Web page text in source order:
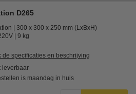
D265
300 x 300 x 250 mm (LxBxH)
9 kg
de specificaties en beschrijving
leverbaar
is maandag in huis